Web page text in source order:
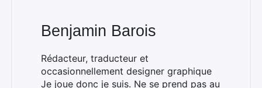
Benjamin Barois
Rédacteur, traducteur et
occasionnellement designer graphique
Je joue donc je suis. Ne se prend pas au